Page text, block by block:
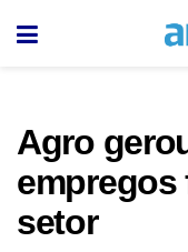
Agro
empregos
setor